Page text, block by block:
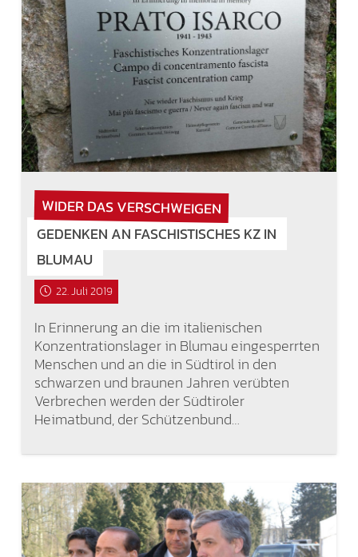
WIDER DAS VERSCHWEIGEN
GEDENKEN AN FASCHISTISCHES KZ IN
BLUMAU
22. Juli 2019
In Erinnerung an die im italienischen
Konzentrationslager in Blumau eingesperrten
Menschen und an die in Südtirol in den
schwarzen und braunen Jahren verübten
Verbrechen werden der Südtiroler
Heimatbund, der Schützenbund…